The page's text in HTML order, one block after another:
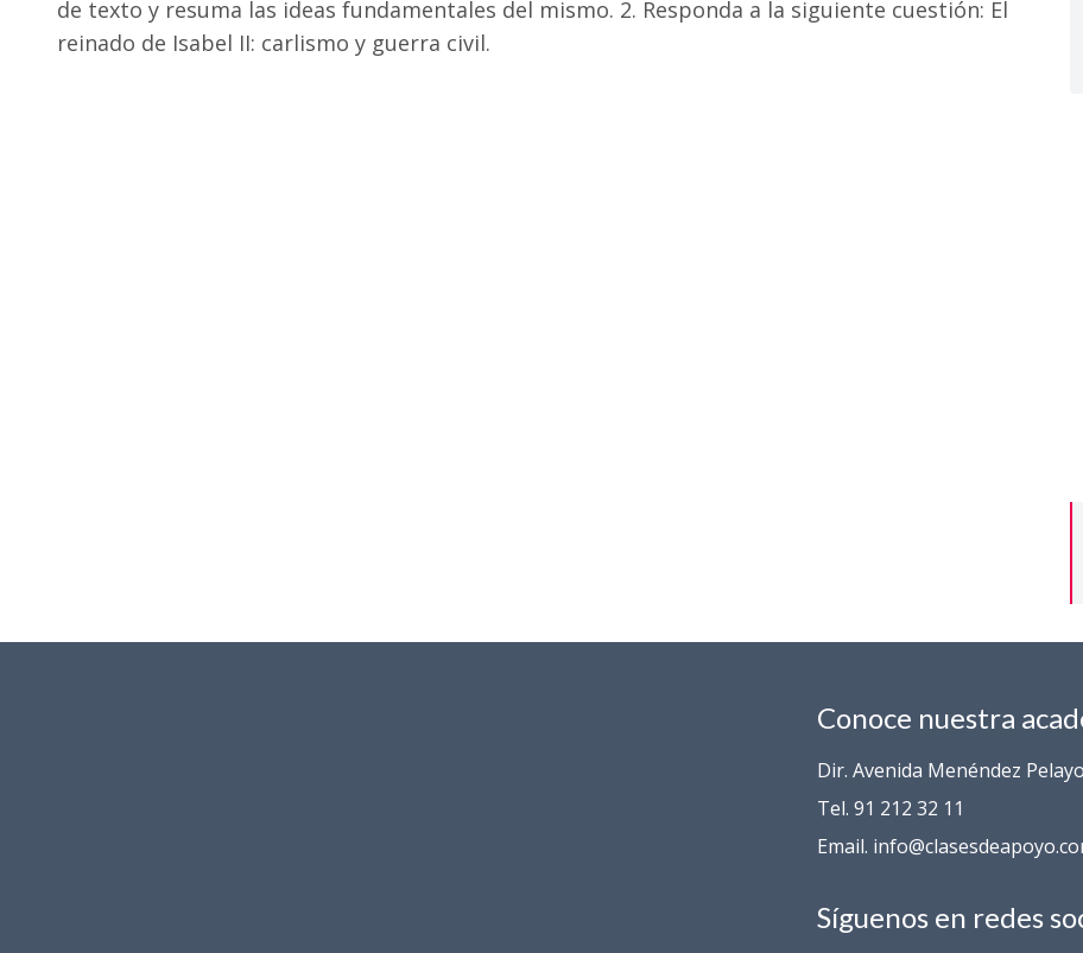
de texto y resuma las ideas fundamentales del mismo. 2. Responda a la siguiente cuestión: El
reinado de Isabel II: carlismo y guerra civil.
Conoce nuestra
Dir. Avenida Menéndez
Tel. 91 212 32 11
Email.
Síguenos en redes